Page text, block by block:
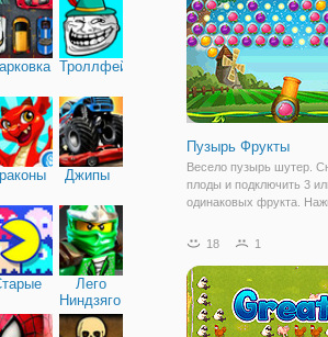
Троллфейс
Джипы
Лего
Ниндзяго
Пузырь Фрукты
Весело пузырь шутер.
плоды и подключить 3
одинаковых фрукта.
плодов.
18 1